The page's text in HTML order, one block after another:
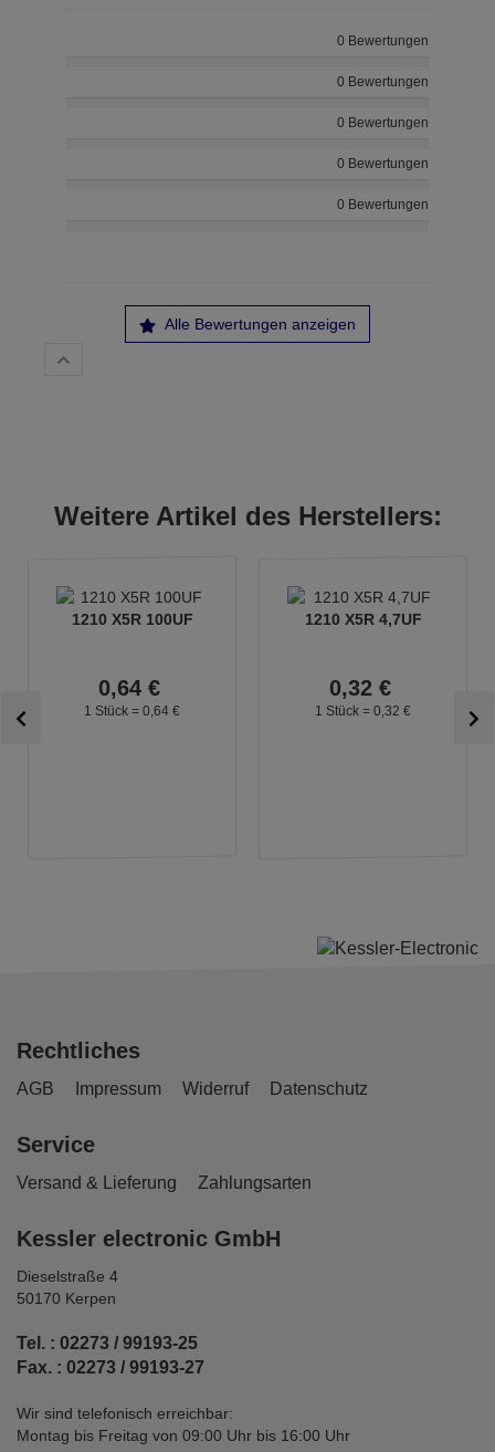
0 Bewertungen
0 Bewertungen
0 Bewertungen
0 Bewertungen
0 Bewertungen
Alle Bewertungen anzeigen
Weitere Artikel des Herstellers:
1210 X5R 100UF
0,64 €
1 Stück = 0, 64 €
1210 X5R 4,7UF
0,32 €
1 Stück = 0, 32 €
Rechtliches
AGB Impressum Widerruf Datenschutz
Service
Versand & Lieferung Zahlungsarten
Kessler electronic GmbH
Dieselstraße 4
50170 Kerpen
Tel. : 02273 / 99193-25
Fax. : 02273 / 99193-27
Wir sind telefonisch erreichbar:
Montag bis Freitag von 09:00 Uhr bis 16:00 Uhr